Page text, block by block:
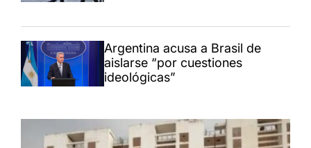
Argentina acusa a Brasil de
aislarse “por cuestiones
ideológicas”